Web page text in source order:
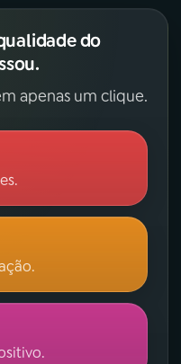
do
apenas um clique.